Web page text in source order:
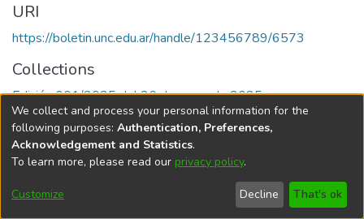
URI
https://boletin.unc.edu.ar/handle/123456789/6573
Collections
Edición 001/2025 del 26 de mayo de 2025
Universidad Nacional de Córdoba
We collect and process your personal information for the
following purposes: Authentication, Preferences,
Acknowledgement and Statistics.
To learn more, please read our privacy policy.
Customize Decline That's ok